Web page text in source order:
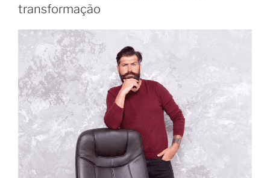
destrava
ideias”
transformação